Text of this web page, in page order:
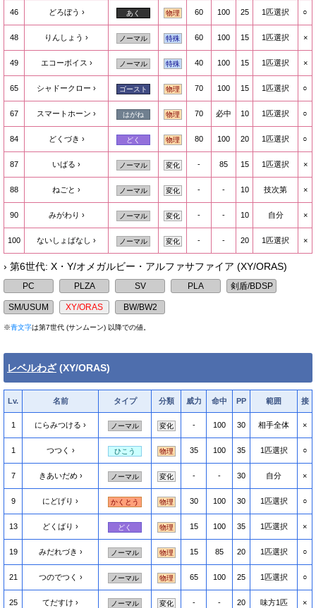
46 どろぼう あく 物理 60 100 25 1匹選択 ○
48 りんしょう ノーマル 特殊 60 100 15 1匹選択 ×
49 エコーボイス ノーマル 特殊 40 100 15 1匹選択 ×
65 シャドークロー ゴースト 物理 70 100 15 1匹選択 ○
67 スマートホーン はがね 物理 70 必中 10 1匹選択 ○
84 どくづき どく 物理 80 100 20 1匹選択 ○
87 いばる ノーマル 変化 - 85 15 1匹選択 ×
88 ねごと ノーマル 変化 - - 10 技次第 ×
90 みがわり ノーマル 変化 - - 10 自分 ×
100 ないしょばなし ノーマル 変化 - - 20 1匹選択 ×
› 第6世代: X・Y/オメガルビー・アルファサファイア (XY/ORAS)
※青文字は第7世代 (サンムーン) 以降での値。
レベルわざ(XY/ORAS)
Lv. 名前 タイプ 分類 威力 命中 PP 範囲 接
1 にらみつける ノーマル 変化 - 100 30 相手全体 ×
1 つつく ひこう 物理 35 100 35 1匹選択 ○
7 きあいだめ ノーマル 変化 - - 30 自分 ×
9 にどげり かくとう 物理 30 100 30 1匹選択 ○
13 どくばり どく 物理 15 100 35 1匹選択 ×
19 みだれづき ノーマル 物理 15 85 20 1匹選択 ○
21 つのでつく ノーマル 物理 65 100 25 1匹選択 ○
25 てだすけ ノーマル 変化 - - 20 味方1匹 ×